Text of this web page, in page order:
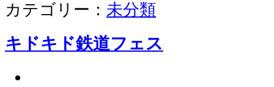
カテゴリー： 未分類
キドキド鉄道フェス